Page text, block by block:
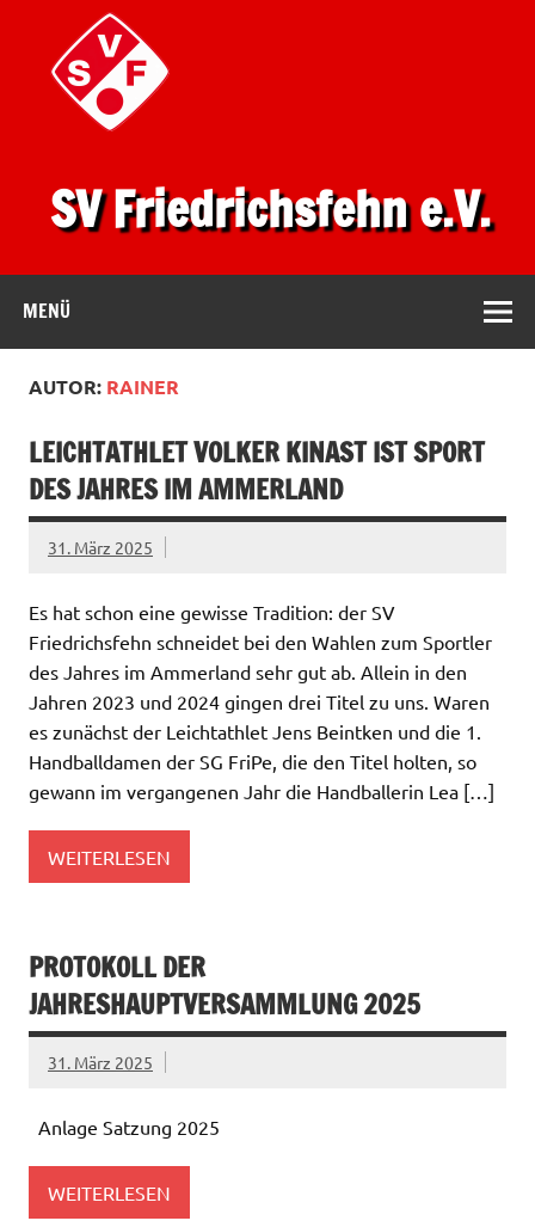
SV Friedrichsfehn e.V.
MENÜ
AUTOR: RAINER
LEICHTATHLET VOLKER KINAST IST SPORT
DES JAHRES IM AMMERLAND
31. März 2025
Es hat schon eine gewisse Tradition: der SV
Friedrichsfehn schneidet bei den Wahlen zum Sportler
des Jahres im Ammerland sehr gut ab. Allein in den
Jahren 2023 und 2024 gingen drei Titel zu uns. Waren
es zunächst der Leichtathlet Jens Beintken und die 1.
Handballdamen der SG FriPe, die den Titel holten, so
gewann im vergangenen Jahr die Handballerin Lea […]
WEITERLESEN
PROTOKOLL DER
JAHRESHAUPTVERSAMMLUNG 2025
31. März 2025
Anlage Satzung 2025
WEITERLESEN